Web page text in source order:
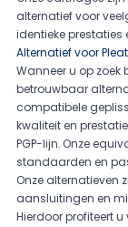
alternatief voor
identieke
Alternatief voor
Wanneer u op zoek
betrouwbaar
compatibele
kwaliteit en
PGP-lijn. Onze
standaarden en
Onze alternatieven
aansluitingen en
Hierdoor profiteert u